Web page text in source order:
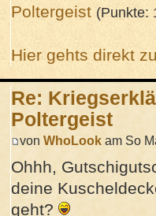
Poltergeist (Punkte:
Hier gehts direkt
Re:
Poltergeist
von WhoLookam So
Ohhh,
deine
geht?